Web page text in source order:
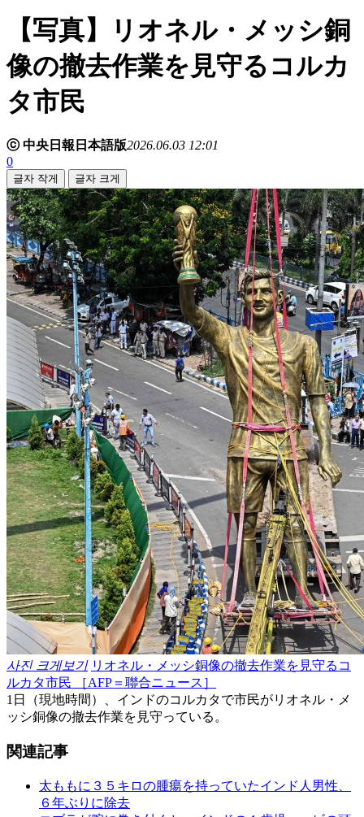
【写真】リオネル・メッシ銅
像の撤去作業を見守るコルカ
タ市民
ⓒ 中央日報日本語版2026.06.03 12:01
0
글자 작게 글자 크게
사진 크게보기 リオネル・メッシ銅像の撤去作業を見守るコ
ルカタ市民 ［AFP＝聯合ニュース］
1日（現地時間）、インドのコルカタで市民がリオネル・メ
ッシ銅像の撤去作業を見守っている。
関連記事
太ももに３５キロの腫瘍を持っていたインド人男性、
６年ぶりに除去